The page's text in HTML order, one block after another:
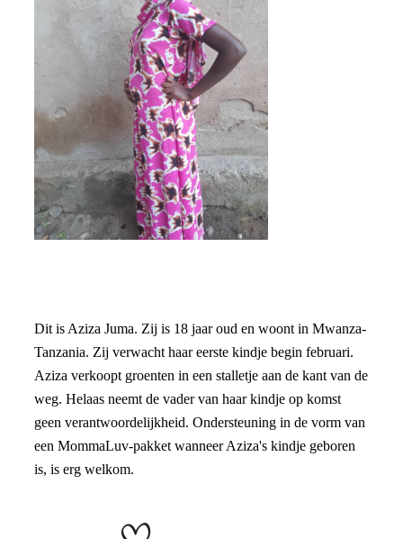
Dit is Aziza Juma. Zij is 18 jaar oud en woont in Mwanza-
Tanzania. Zij verwacht haar eerste kindje begin februari.
Aziza verkoopt groenten in een stalletje aan de kant van de
weg. Helaas neemt de vader van haar kindje op komst
geen verantwoordelijkheid. Ondersteuning in de vorm van
een MommaLuv-pakket wanneer Aziza's kindje geboren
is, is erg welkom.